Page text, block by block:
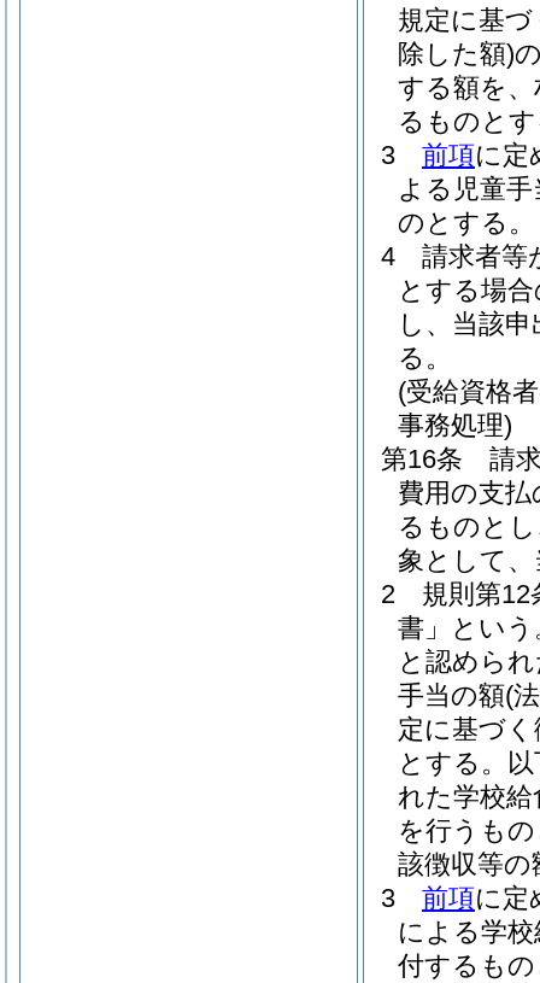
規定に基
除した額)
する額を
るものと
3
前項に定
よる児童
のとする。
4
請求者等
とする場
し、当該
る。
(受給資格
事務処理)
第16条
請
費用の支
るものと
象として
2
規則第
書」という
と認めら
手当の額(
定に基づ
とする。
れた学校
を行うも
該徴収等
3
前項に定
による学
付するも